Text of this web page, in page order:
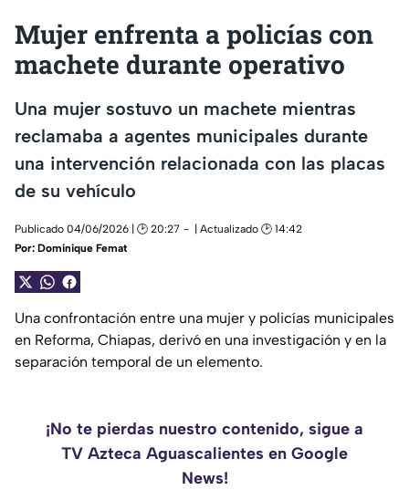
Mujer enfrenta a policías con
machete durante operativo
Una mujer sostuvo un machete mientras
reclamaba a agentes municipales durante
una intervención relacionada con las placas
de su vehículo
Publicado 04/06/2026 | 🕑 20:27
| Actualizado 🕑 14:42
Por: Dominique Femat
Una confrontación entre una mujer y policías municipales
en Reforma, Chiapas, derivó en una investigación y en la
separación temporal de un elemento.
¡No te pierdas nuestro contenido, sigue a
TV Azteca Aguascalientes en Google
News!